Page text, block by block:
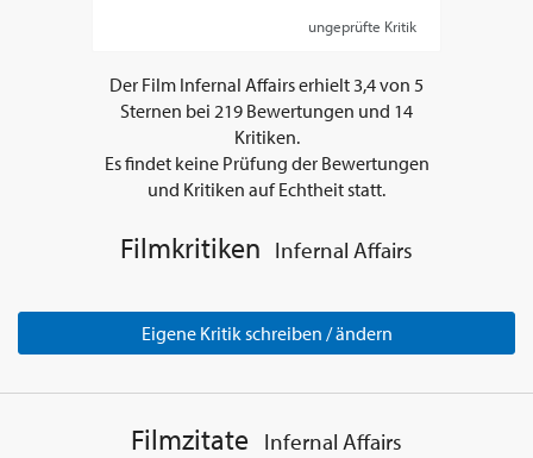
ungeprüfte Kritik
Der Film Infernal Affairserhielt 3,4von 5
Sternen bei 219 Bewertungen und 14
Kritiken.
Es findet keine Prüfung der Bewertungen
und Kritiken auf Echtheit statt.
Filmkritiken Infernal Affairs
Eigene Kritik schreiben / ändern
Filmzitate Infernal Affairs